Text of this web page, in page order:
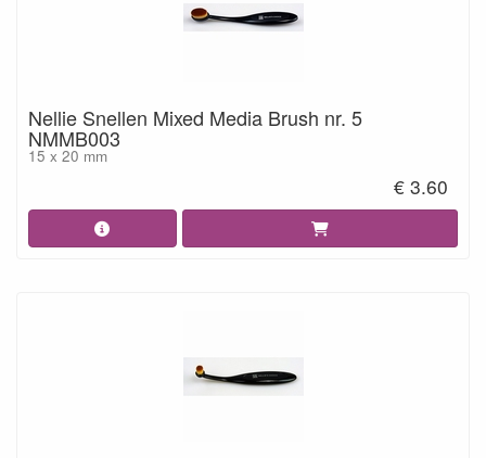
Nellie Snellen Mixed Media Brush nr. 5
NMMB003
15 x 20 mm
€ 3.60